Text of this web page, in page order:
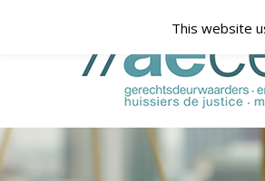
This website